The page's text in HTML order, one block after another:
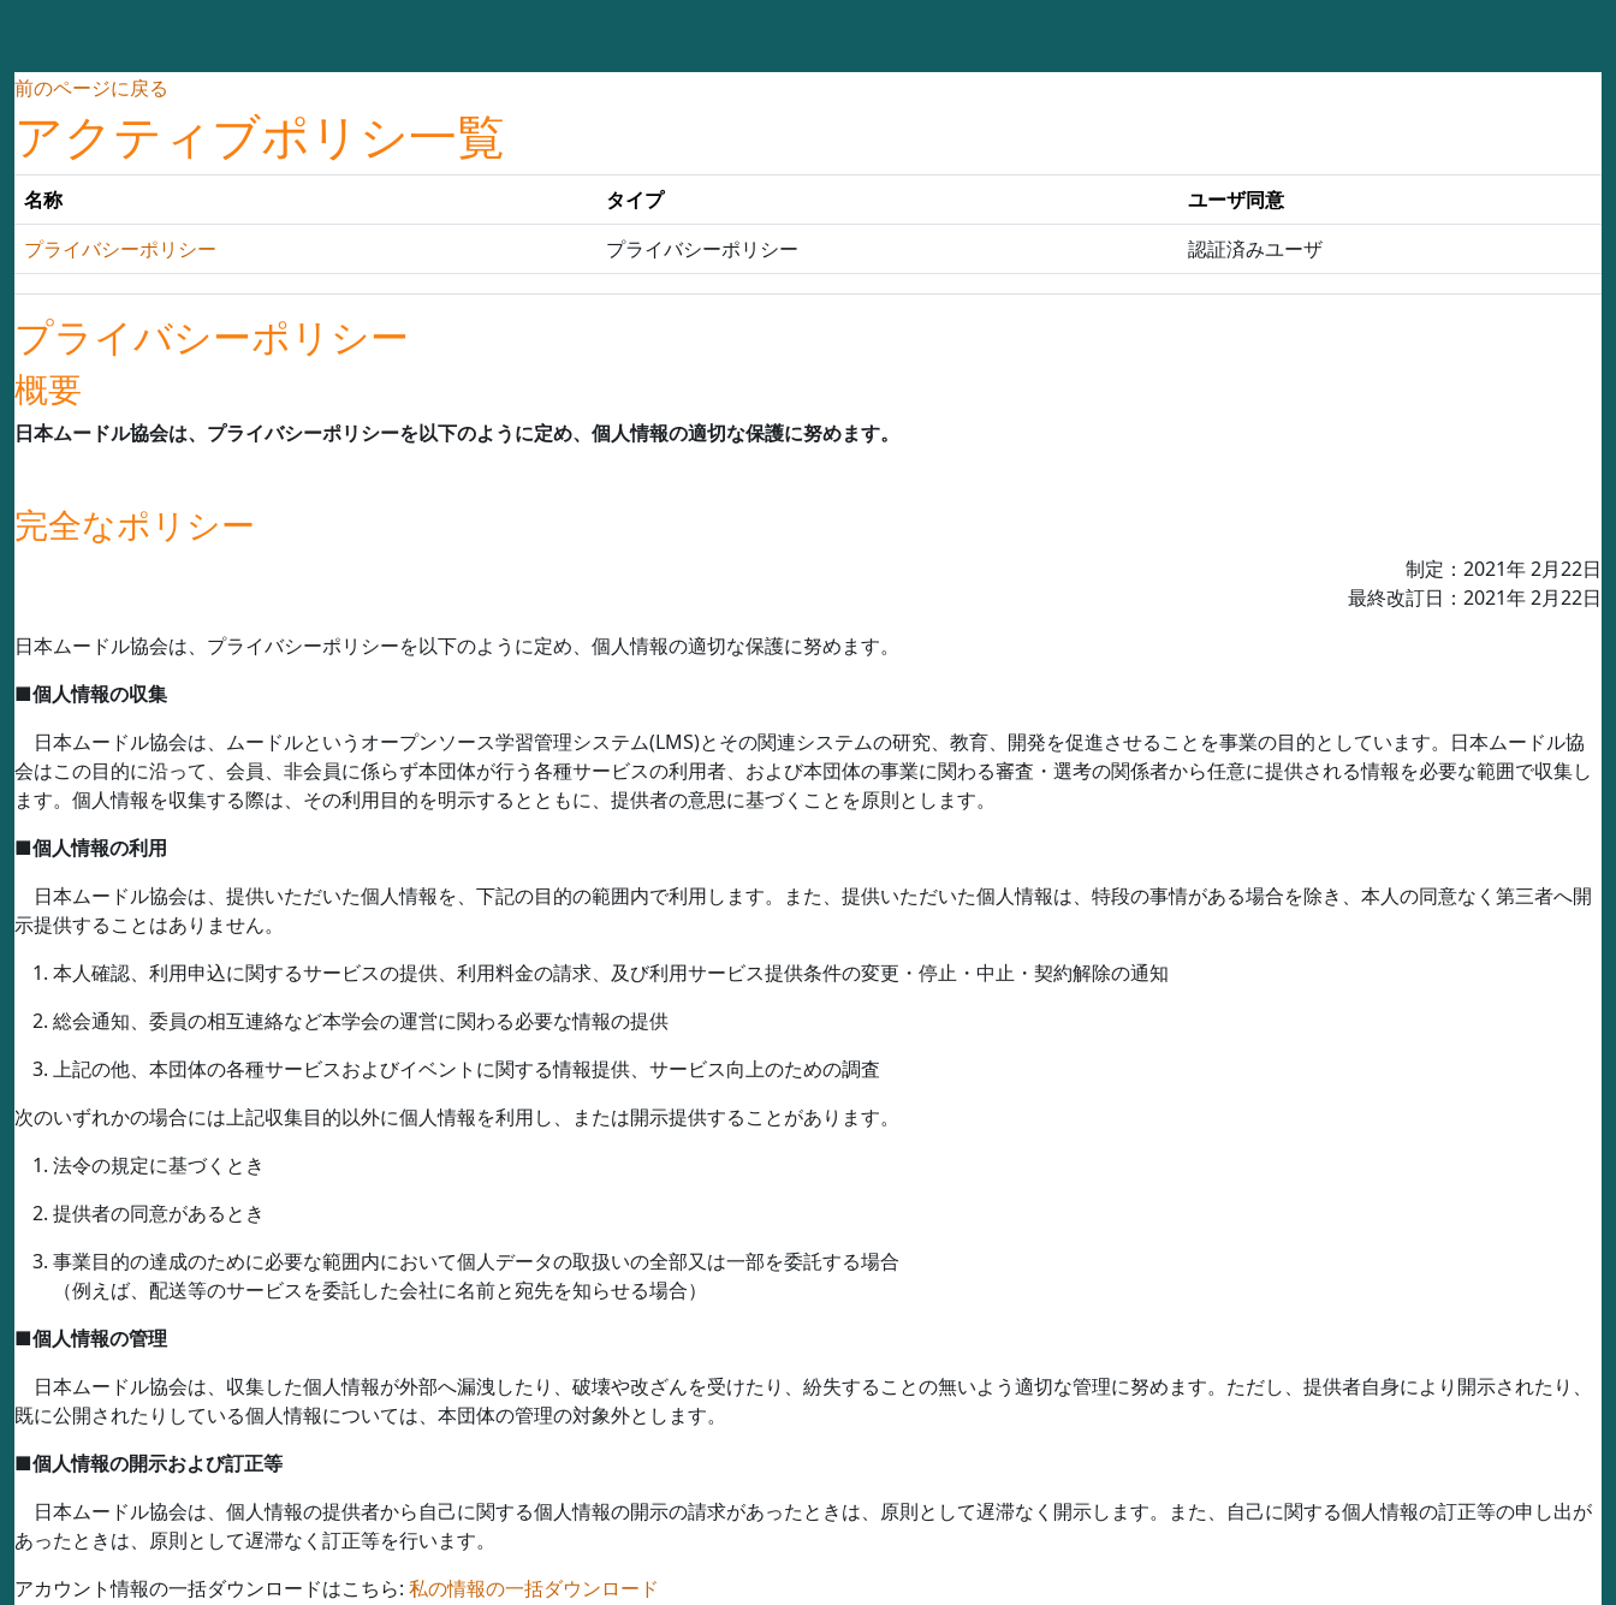
前のページに戻る
アクティブポリシ一覧
名称 タイプ
ユーザ同意
プライバシーポリシー
プライバシーポリシー 認証済みユーザ
プライバシーポリシー
概要
日本ムードル協会は、プライバシーポリシーを以下のように定め、個人情報の適切な保護に努めます。
完全なポリシー
制定： 2021年2月22日
最終改訂日： 2021年2月22日
日本ムードル協会は、プライバシーポリシーを以下のように定め、個人情報の適切な保護に努めます。
■個人情報の収集
日本ムードル協会は、ムードルというオープンソース学習管理システム(LMS)とその関連システムの研究、教育、開発を促進させることを事業の目的としています。日本ムードル協
会はこの目的に沿って、会員、非会員に係らず本団体が行う各種サービスの利用者、および本団体の事業に関わる審査・選考の関係者から任意に提供される情報を必要な範囲で収集し
ます。個人情報を収集する際は、その利用目的を明示するとともに、提供者の意思に基づくことを原則とします。
■個人情報の利用
日本ムードル協会は、提供いただいた個人情報を、下記の目的の範囲内で利用します。また、提供いただいた個人情報は、特段の事情がある場合を除き、本人の同意なく第三者へ開
示提供することはありません。
本人確認、利用申込に関するサービスの提供、利用料金の請求、及び利用サービス提供条件の変更・停止・中止・契約解除の通知
総会通知、委員の相互連絡など本学会の運営に関わる必要な情報の提供
上記の他、本団体の各種サービスおよびイベントに関する情報提供、サービス向上のための調査
次のいずれかの場合には上記収集目的以外に個人情報を利用し、または開示提供することがあります。
法令の規定に基づくとき
提供者の同意があるとき
事業目的の達成のために必要な範囲内において個人データの取扱いの全部又は一部を委託する場合
（例えば、配送等のサービスを委託した会社に名前と宛先を知らせる場合）
■個人情報の管理
日本ムードル協会は、収集した個人情報が外部へ漏洩したり、破壊や改ざんを受けたり、紛失することの無いよう適切な管理に努めます。ただし、提供者自身により開示されたり、
既に公開されたりしている個人情報については、本団体の管理の対象外とします。
■個人情報の開示および訂正等
日本ムードル協会は、個人情報の提供者から自己に関する個人情報の開示の請求があったときは、原則として遅滞なく開示します。また、自己に関する個人情報の訂正等の申し出が
あったときは、原則として遅滞なく訂正等を行います。
アカウント情報の一括ダウンロードはこちら: 私の情報の一括ダウンロード